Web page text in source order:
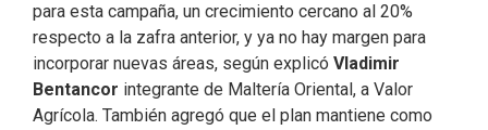
para esta campaña, un crecimiento cercano al 20%
respecto a la zafra anterior, y ya no hay margen para
incorporar nuevas áreas, según explicó Vladimir
Bentancor integrante de Maltería Oriental, a Valor
Agrícola. También agregó que el plan mantiene como